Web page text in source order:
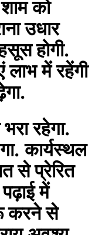
को
उधार
होगी.
लाभ में रहेंगी
रहेगा.
कार्यस्थल
से प्रेरित
में
करने से